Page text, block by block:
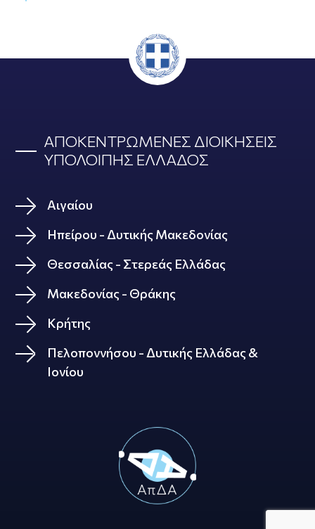
ΑΠΟΚΕΝΤΡΩΜΕΝΕΣ ΔΙΟΙΚΗΣΕΙΣ
ΥΠΟΛΟΙΠΗΣ ΕΛΛΑΔΟΣ
Αιγαίου
Ηπείρου - Δυτικής Μακεδονίας
Θεσσαλίας - Στερεάς Ελλάδας
Μακεδονίας - Θράκης
Κρήτης
Πελοποννήσου - Δυτικής Ελλάδας &
Ιονίου